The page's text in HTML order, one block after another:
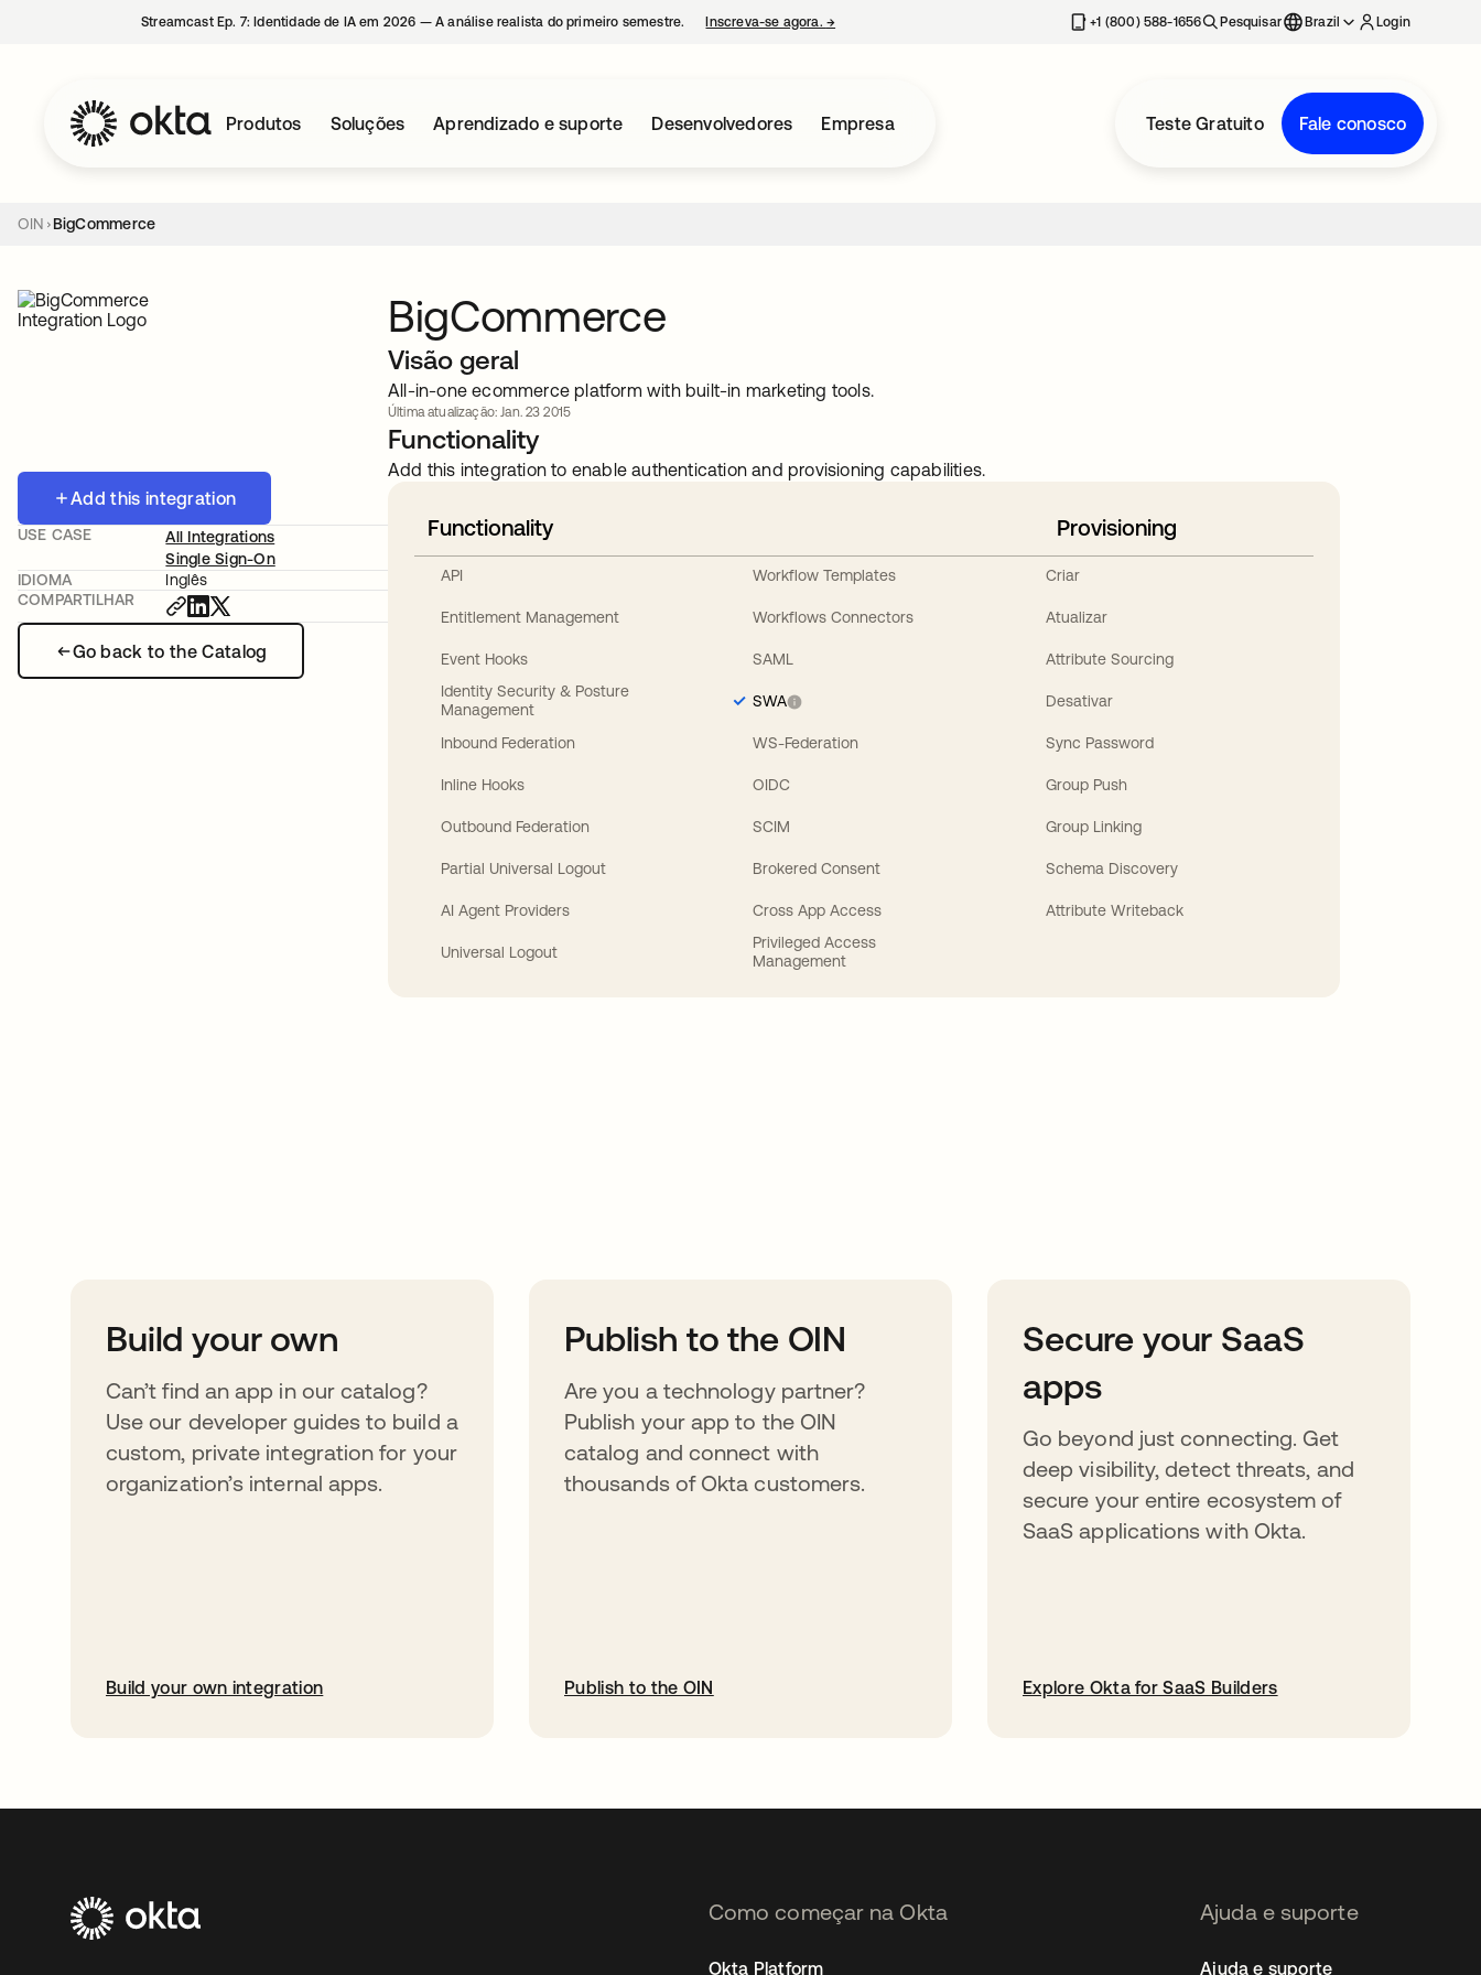
Streamcast Ep. 7: Identidade de IA em 2026 — A análise realista do primeiro semestre. Inscreva-se agora. → +1 (800) 588-1656 Pesquisar Brazil Login
Produtos Soluções Aprendizado e suporte Desenvolvedores Empresa Teste Gratuito Fale conosco
OIN BigCommerce
Add this integration
Go back to the Catalog
USE CASE
All Integrations
Single Sign-On
IDIOMA
Inglês
COMPARTILHAR
BigCommerce
Visão geral
All-in-one ecommerce platform with built-in marketing tools.
Última atualização: Jan. 23 2015
Functionality
Add this integration to enable authentication and provisioning capabilities.
Functionality
API
Entitlement Management
Event Hooks
Identity Security & Posture
Management
Inbound Federation
Inline Hooks
Outbound Federation
Partial Universal Logout
AI Agent Providers
Universal Logout
Workflow Templates
Workflows Connectors
SAML
SWA
WS-Federation
OIDC
SCIM
Brokered Consent
Cross App Access
Privileged Access
Management
Provisioning
Criar
Atualizar
Attribute Sourcing
Desativar
Sync Password
Group Push
Group Linking
Schema Discovery
Attribute Writeback
Build your own
Can’t find an app in our catalog?
Use our developer guides to build a
custom, private integration for your
organization’s internal apps.
Build your own integration
Publish to the OIN
Are you a technology partner?
Publish your app to the OIN
catalog and connect with
thousands of Okta customers.
Publish to the OIN
Secure your SaaS
apps
Go beyond just connecting. Get
deep visibility, detect threats, and
secure your entire ecosystem of
SaaS applications with Okta.
Explore Okta for SaaS Builders
Como começar na Okta
Okta Platform
Ajuda e suporte
Ajuda e suporte